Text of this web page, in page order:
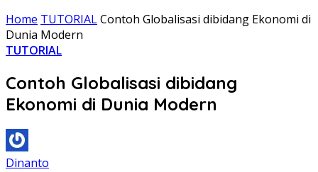
Home TUTORIALContoh Globalisasi dibidang Ekonomi di
Dunia Modern
TUTORIAL
Contoh Globalisasi dibidang
Ekonomi di Dunia Modern
Dinanto